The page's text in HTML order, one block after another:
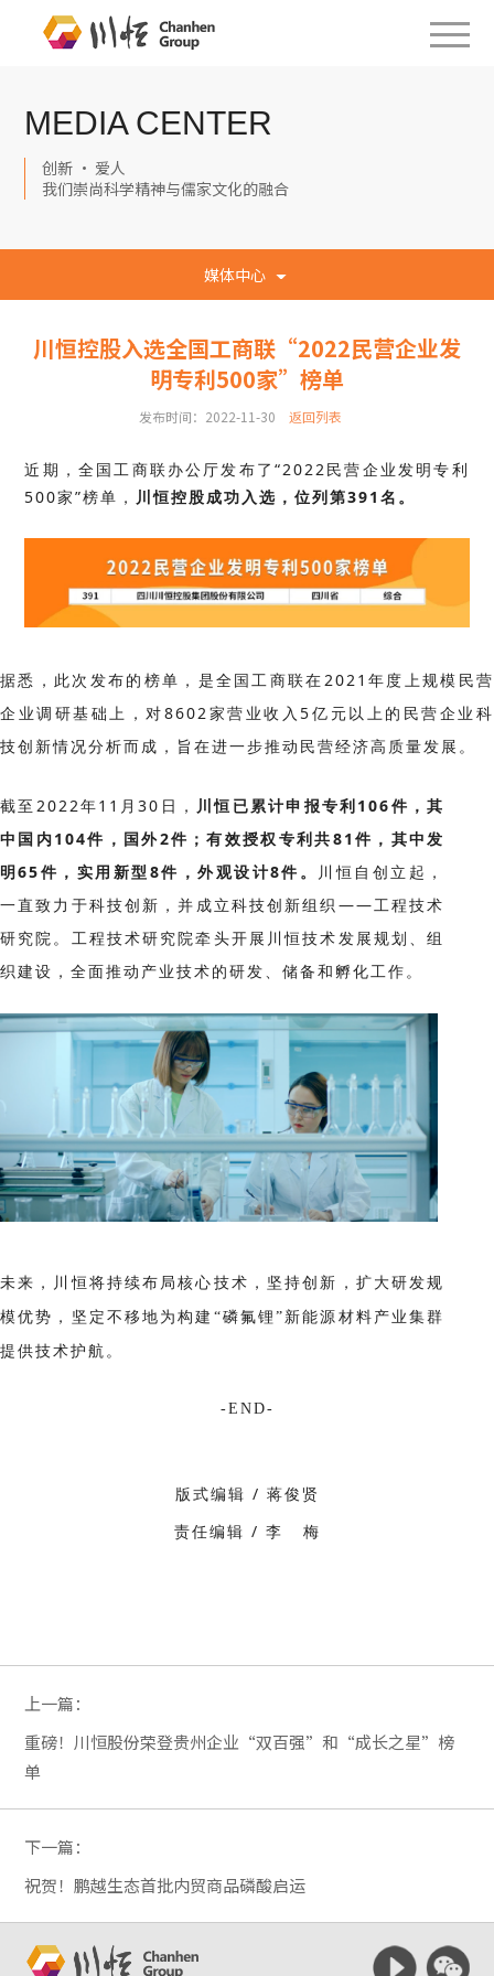
MEDIA CENTER
创新 · 爱人
我们崇尚科学精神与儒家文化的融合
媒体中心
川恒控股入选全国工商联“2022民营企业发
明专利500家”榜单
发布时间：2022-11-30 返回列表
近期，全国工商联办公厅发布了“2022民营企业发明专利
500家”榜单， 川恒控股成功入选，位列第391名。
据悉，此次发布的榜单，是全国工商联在2021年度上规模民营
企业调研基础上，对8602家营业收入5亿元以上的民营企业科
技创新情况分析而成，旨在进一步推动民营经济高质量发展。
截至 2022年11月30日， 川恒已累计申报专利106件，其
中国内104件，国外2件；有效授权专利共81件，其中发
明65件，实用新型8件，外观设计8件。
川恒自创立起，
一直致力于科技创新，并成立科技创新组织——工程技术
研究院。 工程技术研究院牵头开展川恒技术发展规划、组
织建设，全面推动产业技术的研发、储备和孵化工作。
未来，川恒将持续布局核心技术，坚持创新，扩大研发规
模优势，坚定不移地为构建“磷氟锂”新能源材料产业集群
提供技术护航。
-END-
版式编辑 / 蒋俊贤
责任编辑 / 李 梅
上一篇：
重磅！川恒股份荣登贵州企业“双百强”和“成长之星”榜
单
下一篇：
祝贺！鹏越生态首批内贸商品磷酸启运